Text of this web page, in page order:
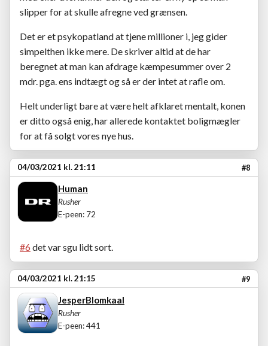
slipper for at skulle afregne ved grænsen.
Det er et psykopatland at tjene millioner i, jeg gider
simpelthen ikke mere. De skriver altid at de har
beregnet at man kan afdrage kæmpesummer over 2
mdr. pga. ens indtægt og så er der intet at rafle om.
Helt underligt bare at være helt afklaret mentalt, konen
er ditto også enig, har allerede kontaktet boligmægler
for at få solgt vores nye hus.
04/03/2021 kl. 21:11 #8
Human
Rusher
E-peen: 72
#6 det var sgu lidt sort.
04/03/2021 kl. 21:15 #9
JesperBlomkaal
Rusher
E-peen: 441